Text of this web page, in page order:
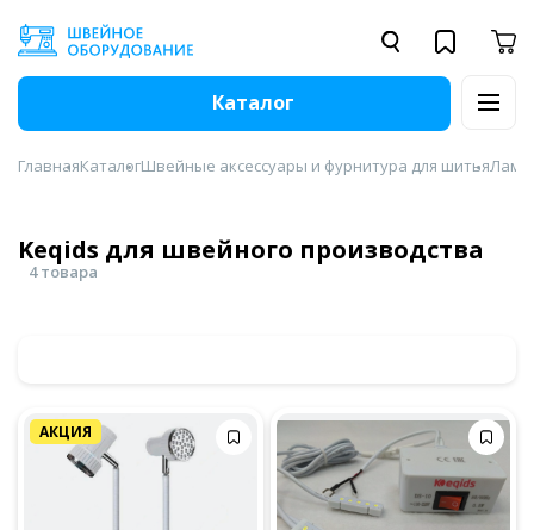
Каталог
ГлавнаяКаталогШвейные аксессуары и фурнитура для шитья
Keqids для швейного производства
4 товара
АКЦИЯ